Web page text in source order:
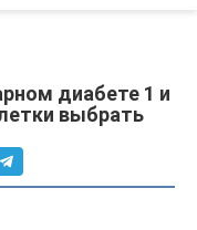
диабете 1 и
выбрать